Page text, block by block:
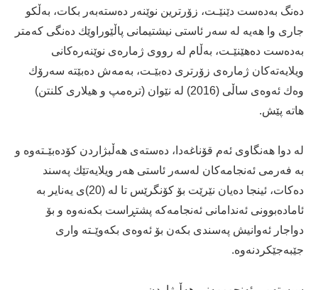
ده‌نگ به‌ده‌ست دێنێـت، زۆرترین نوێنه‌ر ده‌سته‌به‌ر بكات، به‌ڵكو
جارى وا هه‌یه‌ له‌ سه‌ر ئاستى نیشتیمانى پاڵێوراوێك ده‌نگى كه‌متر
به‌ده‌ست ده‌هێنێـت، به‌ڵام له‌ رووى ژماره‌ى نوێنه‌ره‌كانى
ویلایه‌ته‌كان ژماره‌ى زۆرترى ده‌بێـت، به‌مه‌ش ده‌بێته‌ سه‌رۆك
وه‌ك ئه‌وه‌ى ساڵى (2016) له‌ نێوان (تره‌مپ و هیلارى كلنتن)
هاته‌ پێش.
له‌ دوا هه‌نگاوى ئه‌م قۆناغه‌دا، ده‌سته‌ى هه‌ڵبژاردن كۆده‌بێـته‌وه‌ و
به‌ فه‌رمى ئه‌نجامه‌كان له‌سه‌ر ئاستى هه‌ر ویلایه‌تێك په‌سند
ده‌كات، ئینجا ده‌یان نێرێت بۆ كۆنگرێس تا له‌ (20)ى یه‌نایر به‌
ئاماده‌بوونى ئه‌ندامانى ئه‌نجامه‌كه‌ پشتڕاست بكه‌نه‌وه‌ و بۆ
دواجار ئه‌وانیش په‌سندى بكه‌ن بۆ ئه‌وه‌ى بكه‌وێـته ‌وارى
جێبه‌جێكردنه‌وه‌.